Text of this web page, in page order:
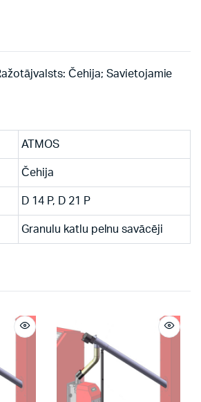
Čehija; Savietojamie
ATMOS
Čehija
D 14 P, D 21 P
Granulu katlu pelnu savācēji